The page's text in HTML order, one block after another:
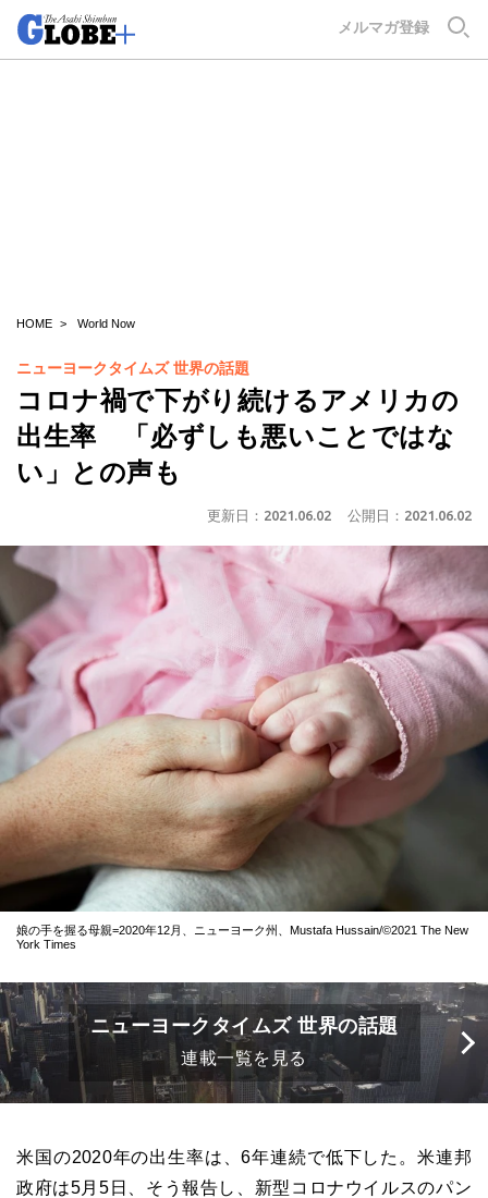
メルマガ登録
HOME World Now
ニューヨークタイムズ 世界の話題
コロナ禍で下がり続けるアメリカの
出生率 「必ずしも悪いことではな
い」との声も
更新日： 2021.06.02 公開日： 2021.06.02
娘の手を握る母親=2020年12月、ニューヨーク州、Mustafa Hussain/©2021 The New
York Times
ニューヨークタイムズ 世界の話題
連載一覧を見る
米国の2020年の出生率は、6年連続で低下した。米連邦
政府は5月5日、そう報告し、新型コロナウイルスのパン